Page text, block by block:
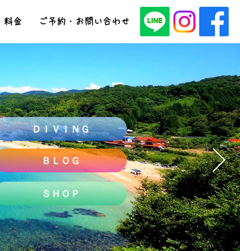
料金 ご予約・お問い合わせ
ＤＩＶＩＮＧ
ＢＬＯＧ
ＳＨＯＰ